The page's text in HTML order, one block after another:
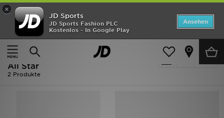
×
JD Sports
JD Sports Fashion PLC
Kostenlos - In Google Play
Ansehen
Home
Kinder
Verfeinern
Kinder - Blau Converse Converse
All Star
2 Produkte
ANGEBOTE
Neuheiten
Herren